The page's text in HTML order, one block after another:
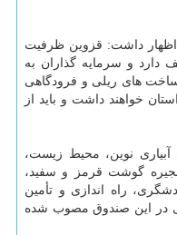
داشت: قزوین ظرفیت
و سرمایه گذاران به
های ریلی و فرودگاهی
خواهند داشت و باید از
نوین، محیط زیست،
گوشت قرمز و سفید،
راه اندازی و تأمین
در این صندوق مصوب شده